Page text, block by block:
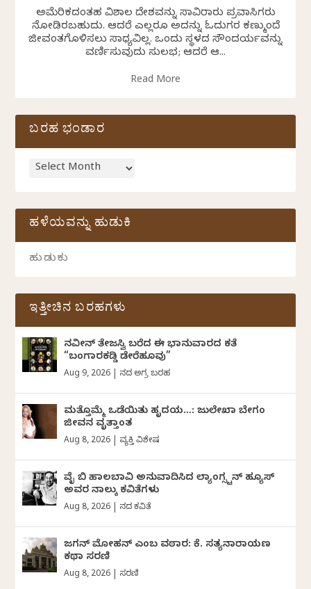
ಅಮೆರಿಕದಂತಹ ವಿಶಾಲ ದೇಶವನ್ನು ಸಾವಿರಾರು ಪ್ರವಾಸಿಗರು
ನೋಡಿರಬಹುದು. ಆದರೆ ಎಲ್ಲರೂ ಅದನ್ನು ಓದುಗರ ಕಣ್ಮುಂದೆ
ಜೀವಂತಗೊಳಿಸಲು ಸಾಧ್ಯವಿಲ್ಲ. ಒಂದು ಸ್ಥಳದ ಸೌಂದರ್ಯವನ್ನು
ವರ್ಣಿಸುವುದು ಸುಲಭ; ಆದರೆ ಆ...
Read More
ಬರಹ ಭಂಡಾರ
ಹಳೆಯವನ್ನು ಹುಡುಕಿ
ಇತ್ತೀಚಿನ ಬರಹಗಳು
ನವೀನ್‌ ತೇಜಸ್ವಿ ಬರೆದ ಈ ಭಾನುವಾರದ ಕತೆ
“ಬಂಗಾರಕಡ್ಡಿ ಡೇರೆಹೂವು”
Aug 9, 2026 ದಿನದ ಅಗ್ರ ಬರಹ
ಮತ್ತೊಮ್ಮೆ ಒಡೆಯಿತು ಹೃದಯ…: ಜುಲೇಖಾ ಬೇಗಂ
ಜೀವನ ವೃತ್ತಾಂತ
Aug 8, 2026 ವ್ಯಕ್ತಿ ವಿಶೇಷ
ವೈ ಬಿ ಹಾಲಬಾವಿ ಅನುವಾದಿಸಿದ ಲ್ಯಾಂಗ್ಸ್ಟನ್ ಹ್ಯೂಸ್
ಅವರ ನಾಲ್ಕು ಕವಿತೆಗಳು
Aug 8, 2026 ದಿನದ ಕವಿತೆ
ಜಗನ್‌ ಮೋಹನ್‌ ಎಂಬ ವಠಾರ: ಕೆ. ಸತ್ಯನಾರಾಯಣ
ಕಥಾ ಸರಣಿ
Aug 8, 2026 ಸರಣಿ